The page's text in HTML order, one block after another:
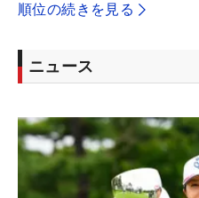
順位の続きを見る
ニュース